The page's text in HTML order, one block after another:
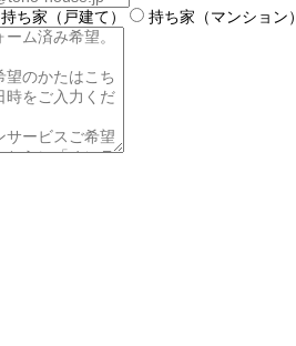
持ち家（戸建て） 持ち家（マンション）